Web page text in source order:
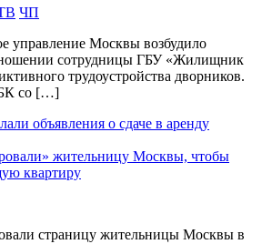
ЧП
управление Москвы возбудило
сотрудницы ГБУ «Жилищник
трудоустройства дворников.
со […]
жительницу Москвы, чтобы
квартиру
страницу жительницы Москвы в